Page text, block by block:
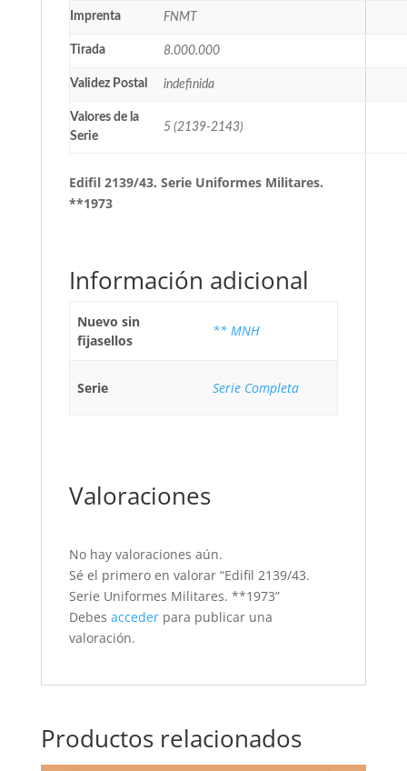
Imprenta FNMT
Tirada 8.000.000
Validez Postal indefinida
Valores de la
Serie
5 (2139-2143)
Edifil 2139/43. Serie Uniformes Militares.
**1973
Información adicional
Nuevo sin
fijasellos
** MNH
Serie Serie Completa
Valoraciones
No hay valoraciones aún.
Sé el primero en valorar “Edifil 2139/43.
Serie Uniformes Militares. **1973”
Debes accederpara publicar una
valoración.
Productos relacionados